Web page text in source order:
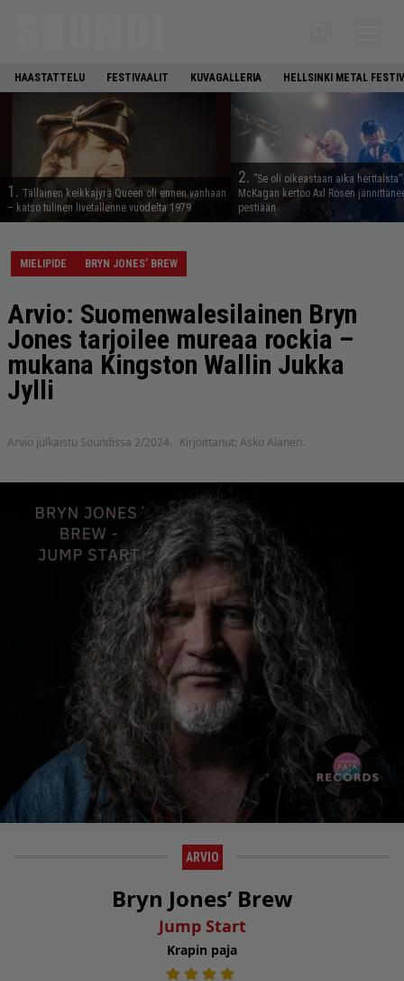
HAASTATTELU FESTIVAALIT KUVAGALLERIA HELLSINKI METAL
1. Tällainen keikkajyrä Queen oli ennen vanhaan
– katso tulinen livetallenne vuodelta 1979
2. ”Se oli oikeastaan aika
McKagan kertoo Axl Rosen
pestiään
MIELIPIDE BRYN JONES’ BREW
Arvio: Suomenwalesilainen Bryn
Jones tarjoilee mureaa rockia –
mukana Kingston Wallin Jukka
Jylli
Arvio julkaistu Soundissa 2/2024. Kirjoittanut: Asko Alanen.
ARVIO
Bryn Jones’ Brew
Jump Start
Krapin paja